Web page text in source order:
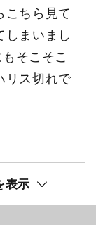
こちら見て
しまいまし
そこそこ
リス切れで
表示